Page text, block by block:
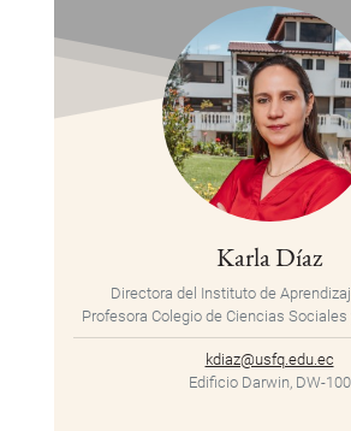
Karla Díaz
Directora del Instituto de
Profesora Colegio de Ciencias
kdiaz@usfq.edu.ec
Edificio Darwin, DW-100